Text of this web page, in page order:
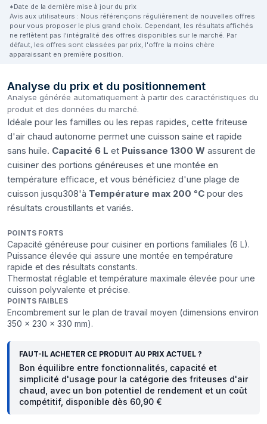
*Date de la dernière mise à jour du prix
Avis aux utilisateurs : Nous référençons régulièrement de nouvelles offres
pour vous proposer le plus grand choix. Cependant, les résultats affichés
ne reflètent pas l'intégralité des offres disponibles sur le marché. Par
défaut, les offres sont classées par prix, l'offre la moins chère
apparaissant en première position.
Analyse du prix et du positionnement
Analyse générée automatiquement à partir des caractéristiques du
produit et des données du marché.
Idéale pour les familles ou les repas rapides, cette friteuse
d'air chaud autonome permet une cuisson saine et rapide
sans huile. Capacité 6 L et Puissance 1300 W assurent de
cuisiner des portions généreuses et une montée en
température efficace, et vous bénéficiez d'une plage de
cuisson jusqu308'à Température max 200 °C pour des
résultats croustillants et variés.
POINTS FORTS
Capacité généreuse pour cuisiner en portions familiales (6 L).
Puissance élevée qui assure une montée en température
rapide et des résultats constants.
Thermostat réglable et température maximale élevée pour une
cuisson polyvalente et précise.
POINTS FAIBLES
Encombrement sur le plan de travail moyen (dimensions environ
350 x 230 x 330 mm).
FAUT-IL ACHETER CE PRODUIT AU PRIX ACTUEL ?
Bon équilibre entre fonctionnalités, capacité et
simplicité d'usage pour la catégorie des friteuses d'air
chaud, avec un bon potentiel de rendement et un coût
compétitif, disponible dès 60,90 €